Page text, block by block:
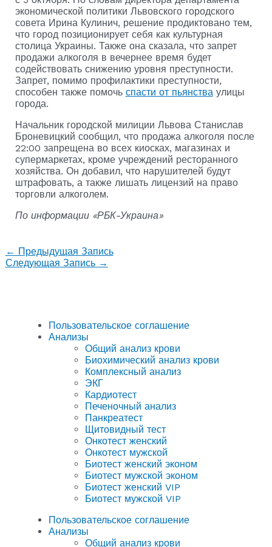
экономической политики Львовского городского
совета Ирина Кулинич, решение продиктовано тем,
что город позиционирует себя как культурная
столица Украины. Также она сказала, что запрет
продажи алкоголя в вечернее время будет
содействовать снижению уровня преступности.
Запрет, помимо профилактики преступности,
способен также помочь спасти от пьянства улицы
города.
Начальник городской милиции Львова Станислав
Броневицкий сообщил, что продажа алкоголя после
22:00 запрещена во всех киосках, магазинах и
супермаркетах, кроме учреждений ресторанного
хозяйства. Он добавил, что нарушителей будут
штрафовать, а также лишать лицензий на право
торговли алкоголем.
По информации «РБК-Украина»
← Предыдущая Запись
Следующая Запись →
Пользовательское соглашение
Анализы
Общий анализ крови
Биохимический анализ крови
Комплексный анализ
ЭКГ
Кардиотест
Печеночный анализ
Панкреатест
Щитовидный тест
Онкотест женский
Онкотест мужской
Биотест женский эконом
Биотест мужской эконом
Биотест женский VIP
Биотест мужской VIP
Пользовательское соглашение
Анализы
Общий анализ крови